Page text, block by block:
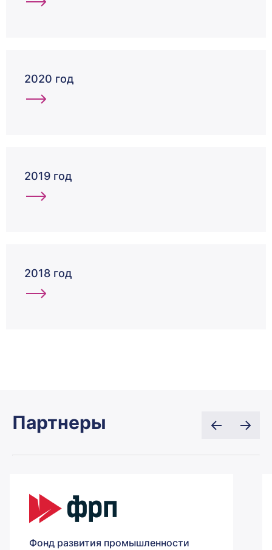
2020 год
2019 год
2018 год
Партнеры
Фонд развития промышленности